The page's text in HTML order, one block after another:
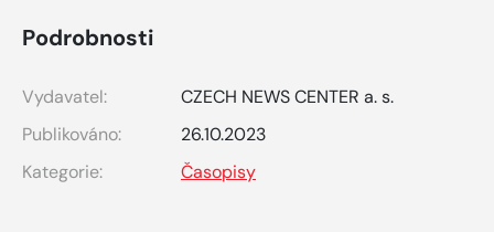
Podrobnosti
Vydavatel:
CZECH NEWS CENTER a. s.
Publikováno:
26.10.2023
Kategorie:
Časopisy